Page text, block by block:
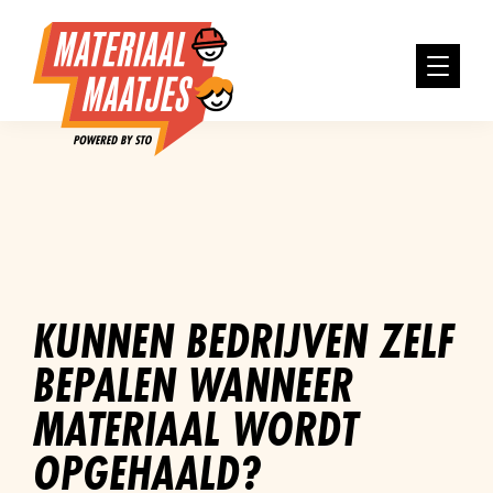
KUNNEN BEDRIJVEN ZELF
BEPALEN WANNEER
MATERIAAL WORDT
OPGEHAALD?